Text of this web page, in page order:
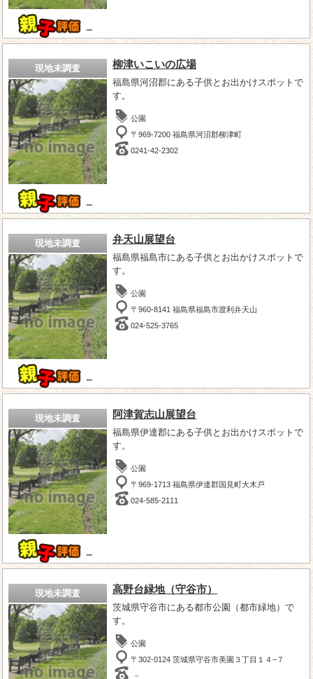
－
現地未調査
－
柳津いこいの広場
福島県河沼郡にある子供とお出かけスポットで
す。
公園
〒969-7200 福島県河沼郡柳津町
0241-42-2302
現地未調査
－
弁天山展望台
福島県福島市にある子供とお出かけスポットで
す。
公園
〒960-8141 福島県福島市渡利弁天山
024-525-3765
現地未調査
－
阿津賀志山展望台
福島県伊達郡にある子供とお出かけスポットで
す。
公園
〒969-1713 福島県伊達郡国見町大木戸
024-585-2111
現地未調査 高野台緑地（守谷市）
茨城県守谷市にある都市公園（都市緑地）で
す。
公園
〒302-0124 茨城県守谷市美園３丁目１４−７
－